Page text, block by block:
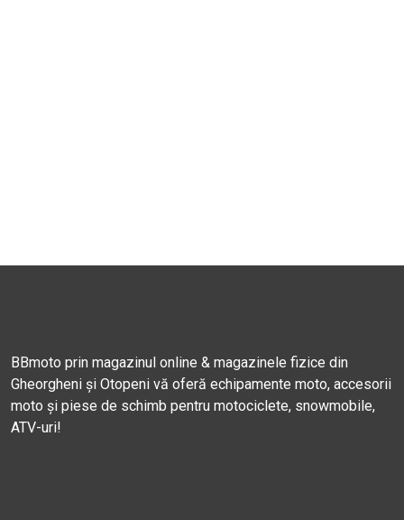
BBmoto prin magazinul online & magazinele fizice din
Gheorgheni și Otopeni vă oferă echipamente moto, accesorii
moto și piese de schimb pentru motociclete, snowmobile,
ATV-uri!